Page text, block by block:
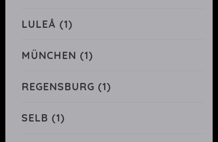
LULEÅ (1)
MÜNCHEN (1)
REGENSBURG (1)
SELB (1)